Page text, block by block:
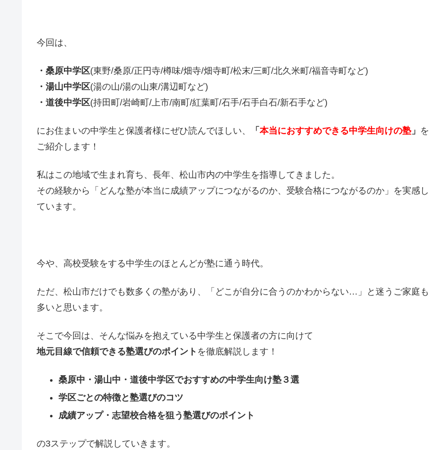
今回は、
・桑原中学区(東野/桑原/正円寺/樽味/畑寺/畑寺町/松末/三町/北久米町/福音寺町など)
・湯山中学区(湯の山/湯の山東/溝辺町など)
・道後中学区(持田町/岩崎町/上市/南町/紅葉町/石手/石手白石/新石手など)
にお住まいの中学生と保護者様にぜひ読んでほしい、 「 本当におすすめできる中学生向けの塾 」 を
ご紹介します！
私はこの地域で生まれ育ち、長年、松山市内の中学生を指導してきました。
その経験から「どんな塾が本当に成績アップにつながるのか、受験合格につながるのか」を実感し
ています。
今や、高校受験をする中学生のほとんどが塾に通う時代。
ただ、松山市だけでも数多くの塾があり、「どこが自分に合うのかわからない…」と迷うご家庭も
多いと思います。
そこで今回は、そんな悩みを抱えている中学生と保護者の方に向けて
地元目線で信頼できる塾選びのポイント を徹底解説します！
桑原中・湯山中・道後中学区でおすすめの中学生向け塾３選
学区ごとの特徴と塾選びのコツ
成績アップ・志望校合格を狙う塾選びのポイント
の3ステップで解説していきます。